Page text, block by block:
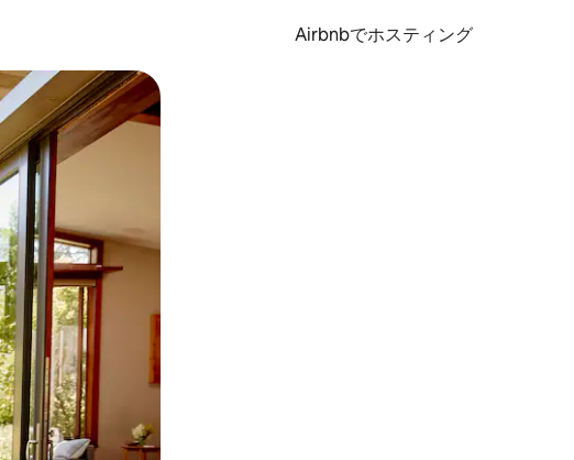
Airbnbでホスティング
することができます。